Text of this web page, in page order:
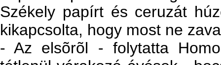
Székely papírt és ceruzát
kikapcsolta, hogy most ne
- Az elsõrõl - folytatta